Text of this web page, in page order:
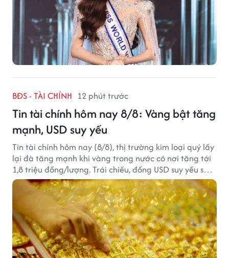
BĐS - TÀI CHÍNH 12 phút trước
Tin tài chính hôm nay 8/8: Vàng bật tăng
mạnh, USD suy yếu
Tin tài chính hôm nay (8/8), thị trường kim loại quý lấy
lại đà tăng mạnh khi vàng trong nước có nơi tăng tới
1,8 triệu đồng/lượng. Trái chiều, đồng USD suy yếu sau
báo cáo việc làm Mỹ kém tích cực.